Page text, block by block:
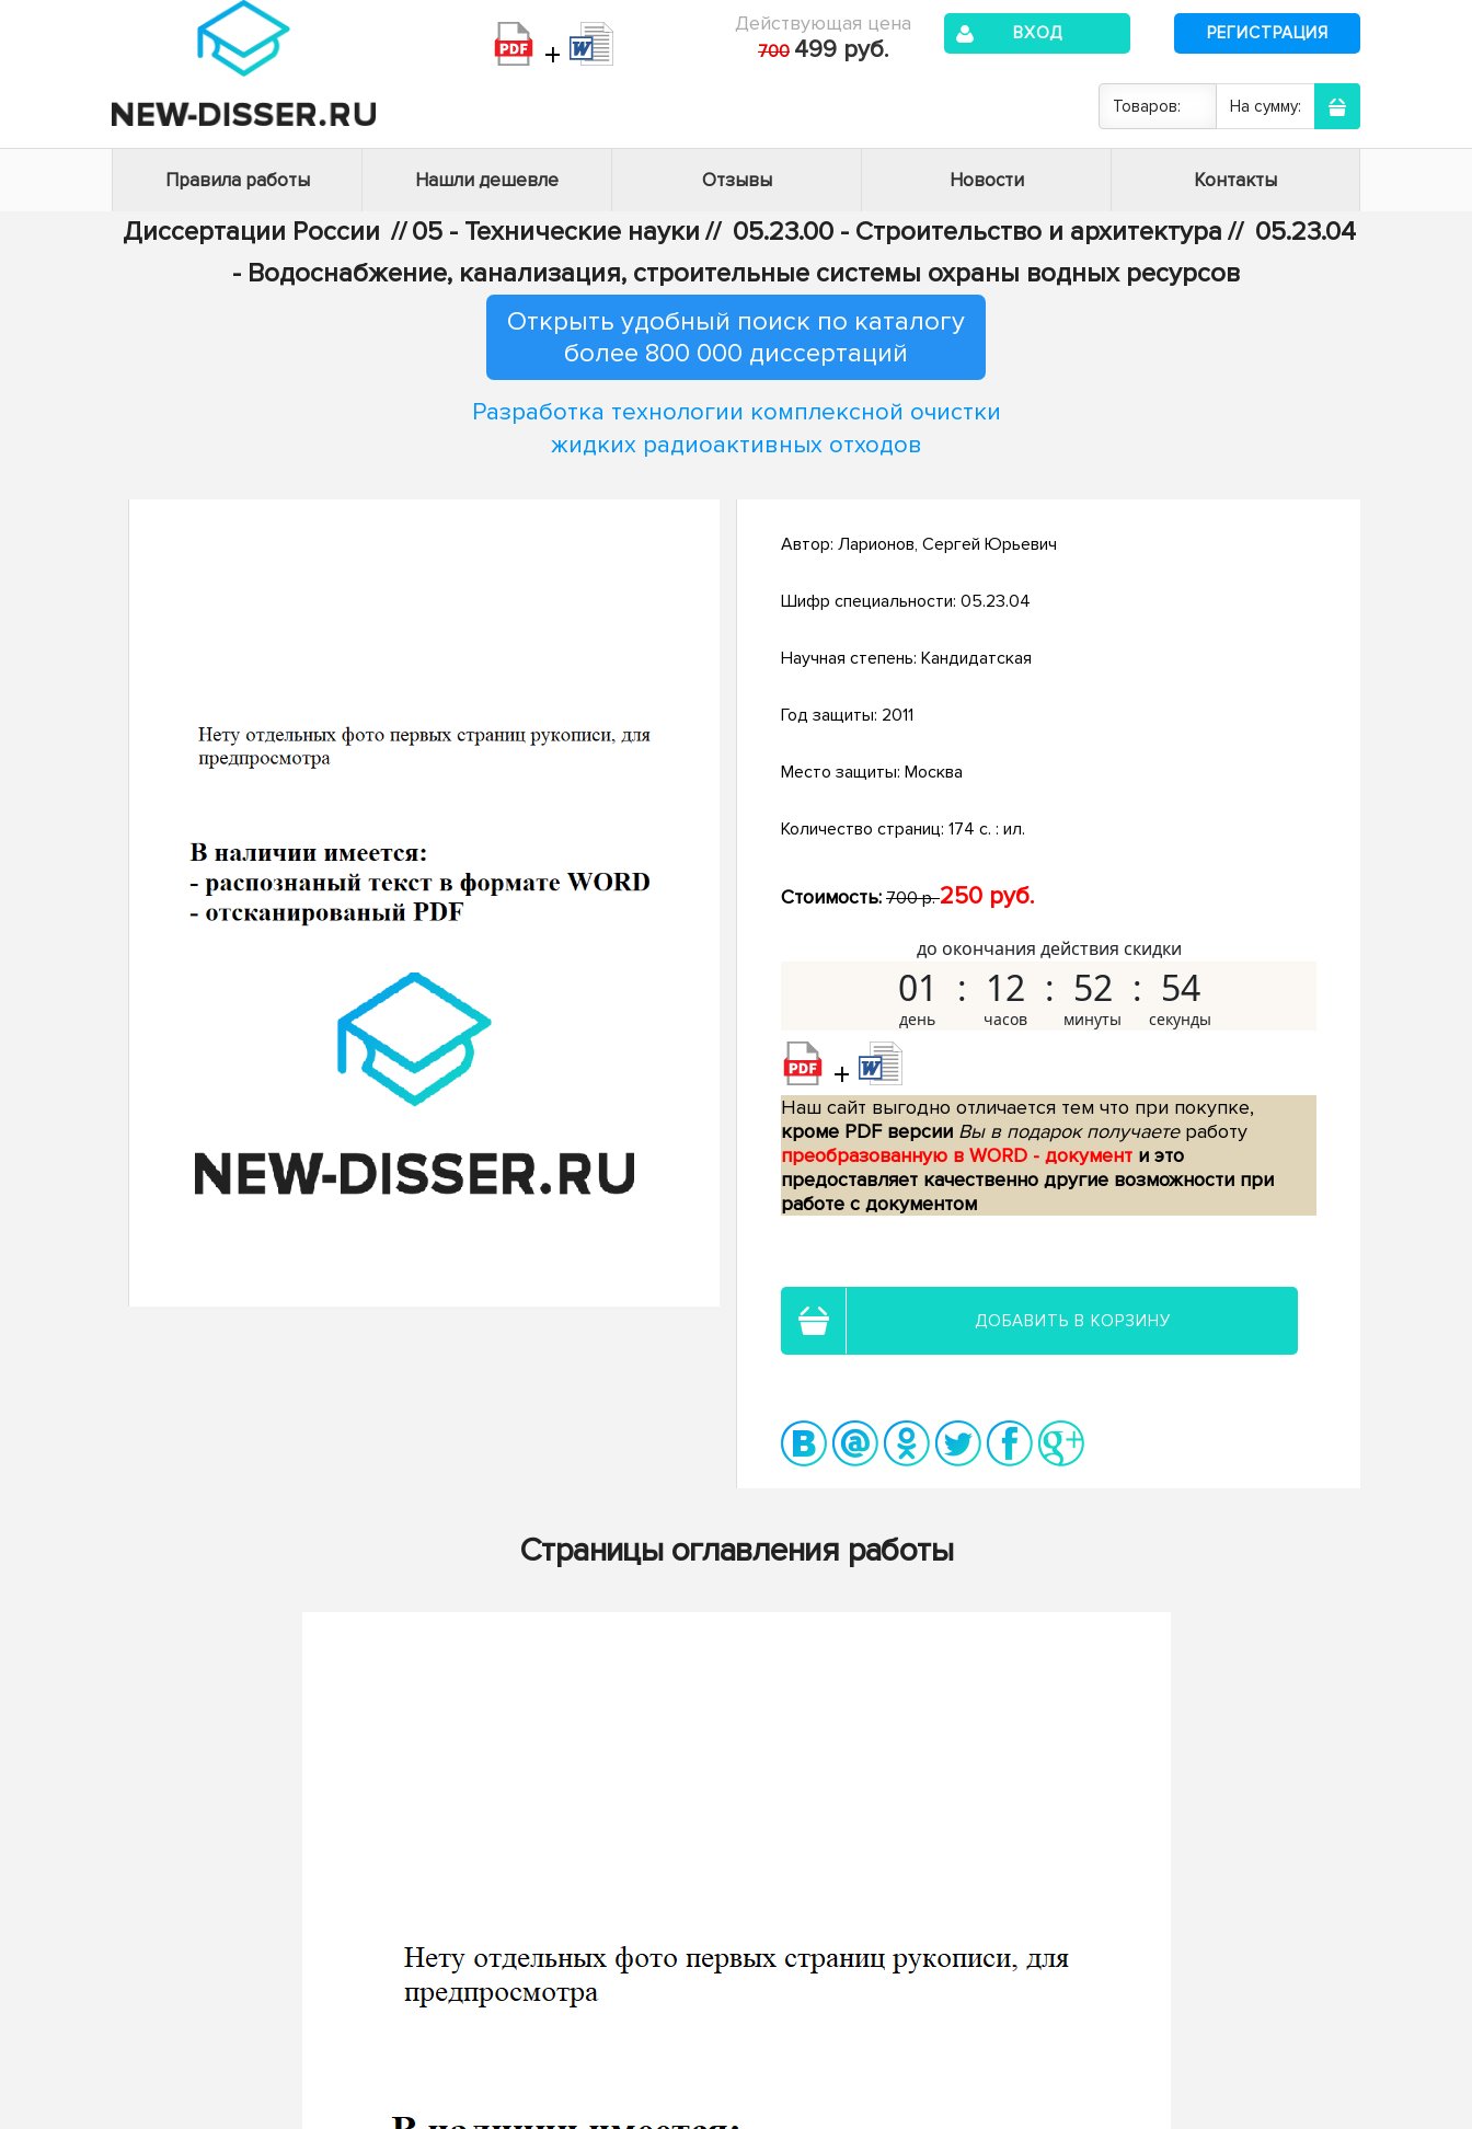
+
Действующая цена
700 499 руб.
ВХОД РЕГИСТРАЦИЯ
Товаров: На сумму:
Правила работы Нашли дешевле Отзывы Новости Контакты
Диссертации России // 05 - Технические науки // 05.23.00 - Строительство и архитектура // 05.23.04
- Водоснабжение, канализация, строительные системы охраны водных ресурсов
Открыть удобный поиск по каталогу
более 800 000 диссертаций
Разработка технологии комплексной очистки
жидких радиоактивных отходов
Автор: Ларионов, Сергей Юрьевич
Шифр специальности: 05.23.04
Научная степень: Кандидатская
Год защиты: 2011
Место защиты: Москва
Количество страниц: 174 с. : ил.
Стоимость: 700 р.250 руб.
до окончания действия скидки
01 12 52 53
+
Наш сайт выгодно отличается тем что при покупке,
кроме PDF версии Вы в подарок получаетеработу
преобразованную в WORD - документ и это
предоставляет качественно другие возможности при
работе с документом
ДОБАВИТЬ В КОРЗИНУ
Страницы оглавления работы